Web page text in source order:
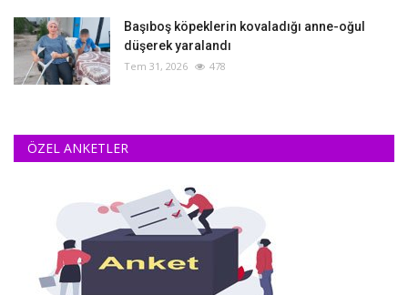
Başıboş köpeklerin kovaladığı anne-oğul
düşerek yaralandı
Tem 31, 2026 478
ÖZEL ANKETLER